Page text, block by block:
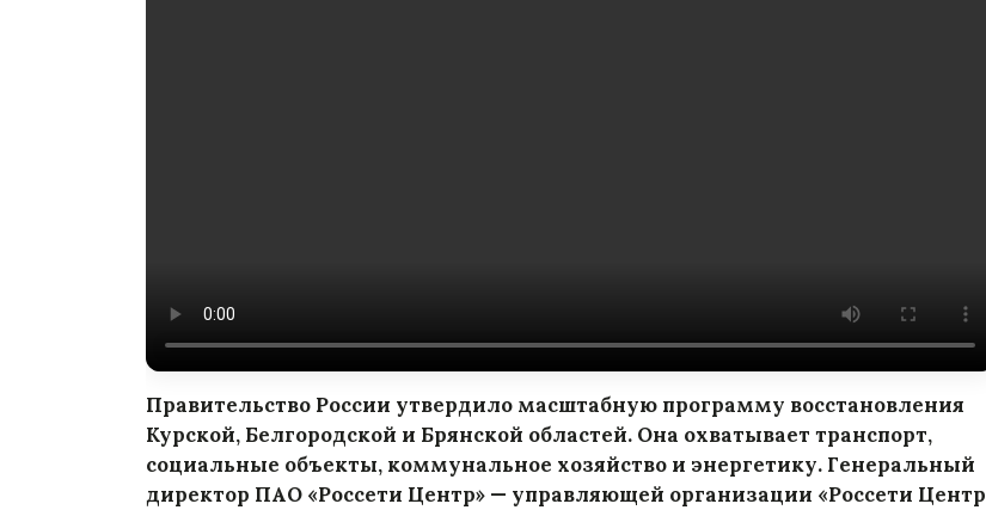
Правительство России утвердило масштабную программу восстановления
Курской, Белгородской и Брянской областей. Она охватывает транспорт,
социальные объекты, коммунальное хозяйство и энергетику. Генеральный
директор ПАО «Россети Центр» — управляющей организации «Россети Центр